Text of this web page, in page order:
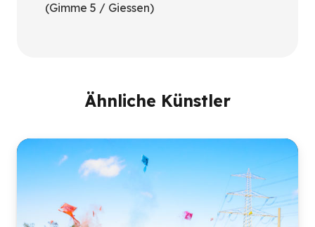
(Gimme 5 / Giessen)
Ähnliche Künstler